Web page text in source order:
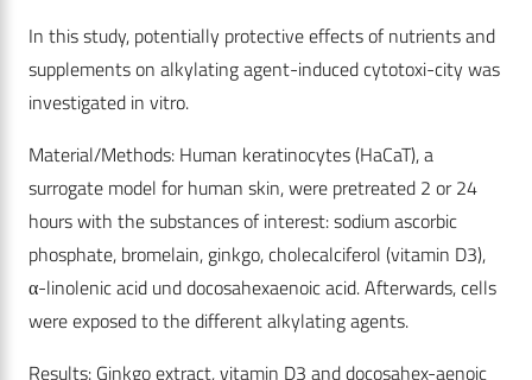
In this study, potentially protective effects of nutrients and
supplements on alkylating agent-induced cytotoxi-city was
investigated in vitro.
Material/Methods: Human keratinocytes (HaCaT), a
surrogate model for human skin, were pretreated 2 or 24
hours with the substances of interest: sodium ascorbic
phosphate, bromelain, ginkgo, cholecalciferol (vitamin D3),
α-linolenic acid und docosahexaenoic acid. Afterwards, cells
were exposed to the different alkylating agents.
Results: Ginkgo extract, vitamin D3 and docosahex-aenoic